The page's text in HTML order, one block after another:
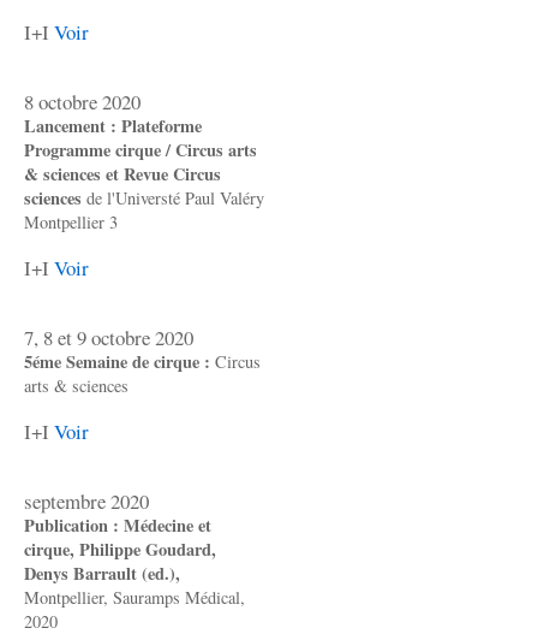
I+I Voir
8 octobre 2020
Lancement : Plateforme
Programme cirque / Circus arts
& sciences et Revue Circus
sciences de l'Universté Paul Valéry
Montpellier 3
I+I Voir
7, 8 et 9 octobre 2020
5éme Semaine de cirque : Circus
arts & sciences
I+I Voir
septembre 2020
Publication : Médecine et
cirque, Philippe Goudard,
Denys Barrault (ed.),
Montpellier, Sauramps Médical,
2020